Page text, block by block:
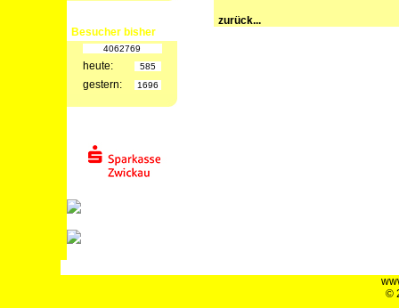
Besucher bisher
4062769
heute: 585
gestern: 1696
zurück...
©